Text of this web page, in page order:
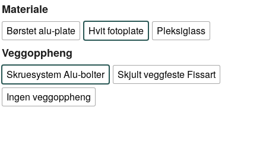
Materiale
Børstet alu-plate Hvit fotoplate Pleksiglass
Veggoppheng
Skruesystem Alu-bolter
Skjult veggfeste Fissart
Ingen veggoppheng